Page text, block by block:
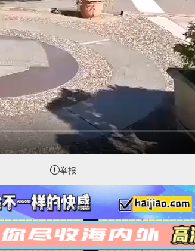
举报